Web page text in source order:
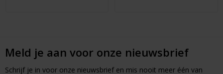
Meld je aan voor onze nieuwsbrief
Schrijf je in voor onze nieuwsbrief en mis nooit meer één van